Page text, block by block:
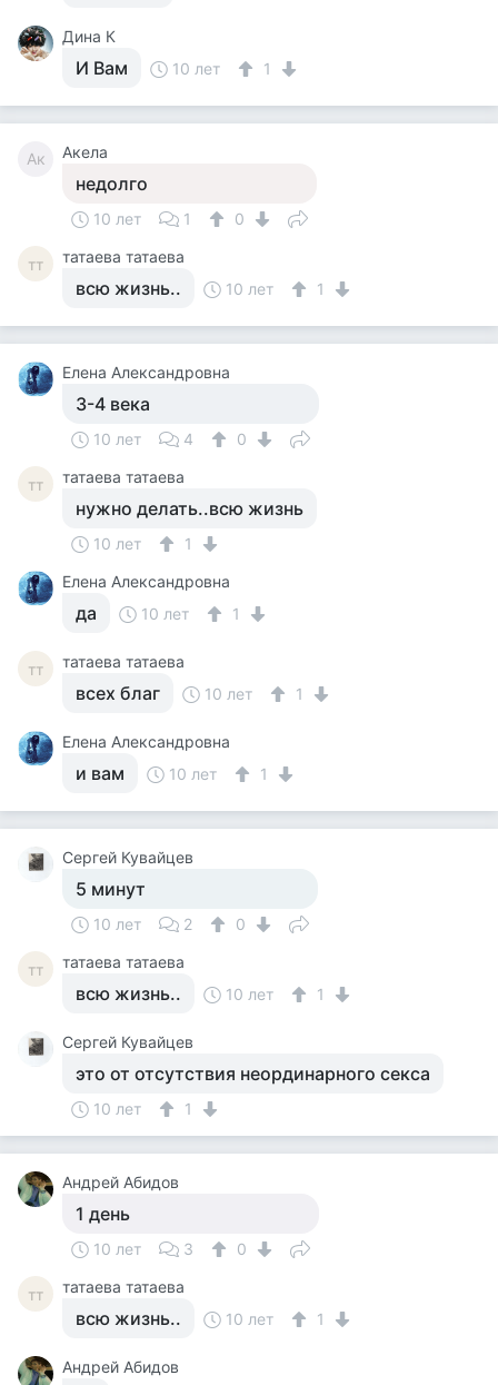
Дина К
И Вам 10 лет 1
Ак Акела
недолго
10 лет 1 0
тт татаева татаева
всю жизнь.. 10 лет 1
Елена Александровна
3-4 века
10 лет 4 0
тт татаева татаева
нужно делать..всю жизнь
10 лет
1
Елена Александровна
да 10 лет 1
тт татаева татаева
всех благ 10 лет 1
Елена Александровна
и вам 10 лет 1
Сергей Кувайцев
5 минут
10 лет 2 0
тт татаева татаева
всю жизнь.. 10 лет 1
Сергей Кувайцев
это от отсутствия неординарного секса
10 лет 1
Андрей Абидов
1 день
10 лет 3 0
тт татаева татаева
всю жизнь.. 10 лет 1
Андрей Абидов